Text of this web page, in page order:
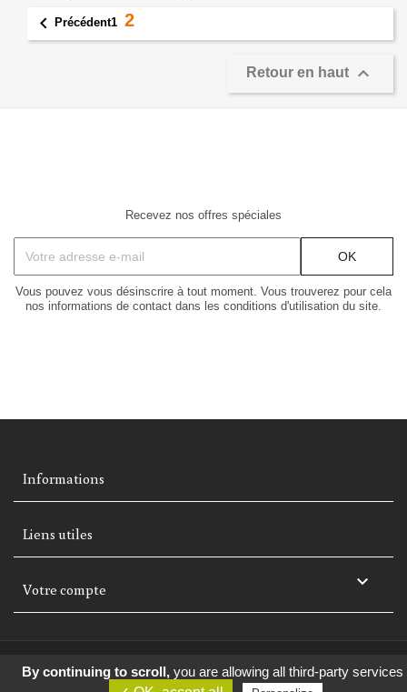
 Précédent1 2
Retour en haut 
Recevez nos offres spéciales
Vous pouvez vous désinscrire à tout moment. Vous trouverez pour cela
nos informations de contact dans les conditions d'utilisation du site.
Informations
Liens utiles
Votre compte 
Scop Les Éditions Buissonnières : une société coopérative gérée par
l'ensemble de ses salariés et une entreprise solidaire.
By continuing to scroll, you are allowing all third-party services